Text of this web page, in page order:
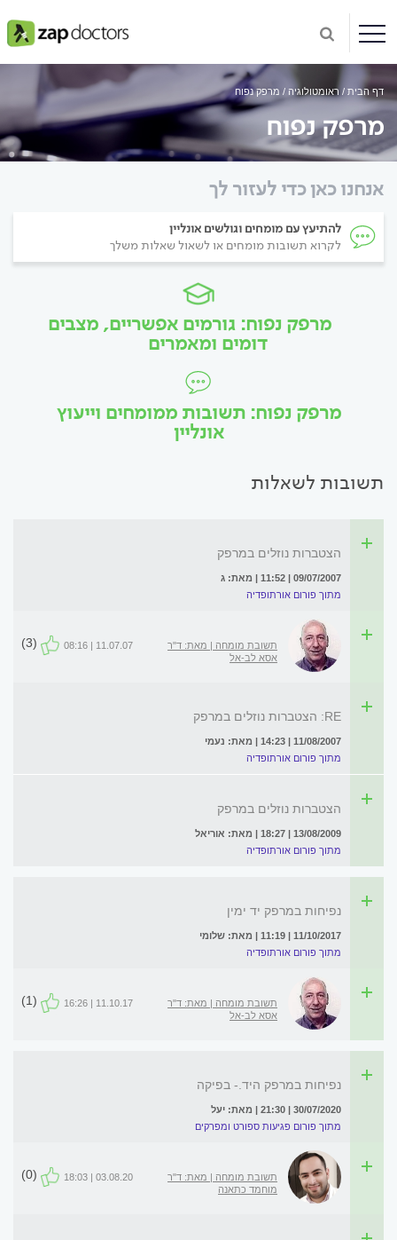
דף הבית ראומטולוגיה מרפק נפוח
מרפק נפוח
אנחנו כאן כדי לעזור לך
להתיעץ עם מומחים וגולשים אונליין
לקרוא תשובות מומחים או לשאול שאלות משלך
מרפק נפוח: גורמים אפשריים, מצבים
דומים ומאמרים
מרפק נפוח: תשובות ממומחים וייעוץ
אונליין
תשובות לשאלות
הצטברות נוזלים במרפק
09/07/2007 | 11:52 | מאת: ג
מתוך פורום אורתופדיה
תשובת מומחה | מאת: ד"ר
אסא לב-אל
11.07.07 | 08:16
(3)
RE: הצטברות נוזלים במרפק
11/08/2007 | 14:23 | מאת: נעמי
מתוך פורום אורתופדיה
הצטברות נוזלים במרפק
13/08/2009 | 18:27 | מאת: אוריאל
מתוך פורום אורתופדיה
נפיחות במרפק יד ימין
11/10/2017 | 11:19 | מאת: שלומי
מתוך פורום אורתופדיה
תשובת מומחה | מאת: ד"ר
אסא לב-אל
11.10.17 | 16:26
(1)
נפיחות במרפק היד.- בפיקה
30/07/2020 | 21:30 | מאת: יעל
מתוך פורום פגיעות ספורט ומפרקים
תשובת מומחה | מאת: ד"ר
מוחמד כתאנה
03.08.20 | 18:03
(0)